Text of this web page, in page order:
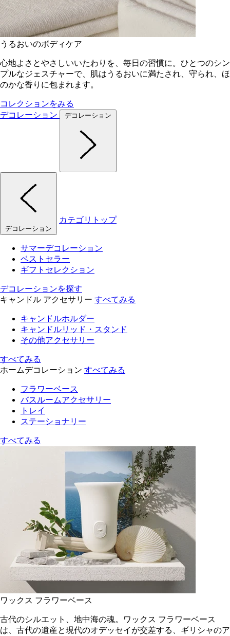
うるおいのボディケア
心地よさとやさしいいたわりを、毎日の習慣に。ひとつのシン
プルなジェスチャーで、肌はうるおいに満たされ、守られ、ほ
のかな香りに包まれます。
コレクションをみる
デコレーション
デコレーション
デコレーション
カテゴリトップ
サマーデコレーション
ベストセラー
ギフトセレクション
デコレーションを探す
キャンドル アクセサリー すべてみる
キャンドルホルダー
キャンドルリッド・スタンド
その他アクセサリー
すべてみる
ホームデコレーション すべてみる
フラワーベース
バスルームアクセサリー
トレイ
ステーショナリー
すべてみる
ワックス フラワーベース
古代のシルエット、地中海の魂。ワックス フラワーベース
は、古代の遺産と現代のオデッセイが交差する、ギリシャのア